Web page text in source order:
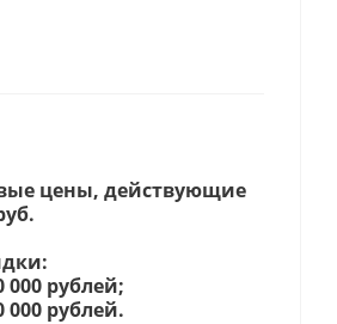
цены, действующие
000 рублей;
000 рублей.